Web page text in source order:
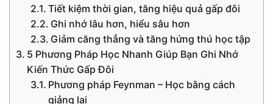
Tiết kiệm thời gian, tăng hiệu quả gấp đôi
Ghi nhớ lâu hơn, hiểu sâu hơn
Giảm căng thẳng và tăng hứng thú học tập
5 Phương Pháp Học Nhanh Giúp Bạn Ghi Nhớ
Kiến Thức Gấp Đôi
Phương pháp Feynman – Học bằng cách
giảng lại